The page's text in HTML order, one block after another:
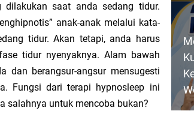
Suara Pelajar untuk Negeri
Secara Seimbang
XII Kurikulum Merdeka
dilakukan saat anda sedang tidur.
anak-anak melalui kata-
tidur. Akan tetapi, anda harus
tidur nyenyaknya. Alam bawah
dan berangsur-angsur mensugesti
Fungsi dari terapi hypnosleep ini
salahnya untuk mencoba bukan?